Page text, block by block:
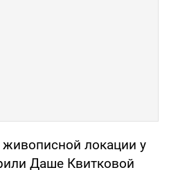
локации у
Даше Квитковой